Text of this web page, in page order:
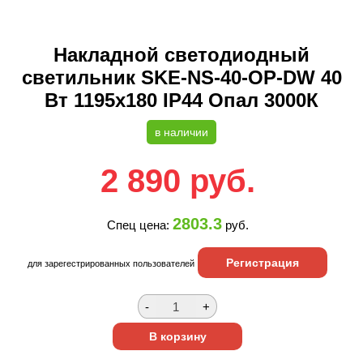
Накладной светодиодный
светильник SKE-NS-40-OP-DW 40
Вт 1195х180 IP44 Опал 3000К
в наличии
2 890 руб.
Спец цена: 2803.3руб.
для зарегестрированных пользователей Регистрация